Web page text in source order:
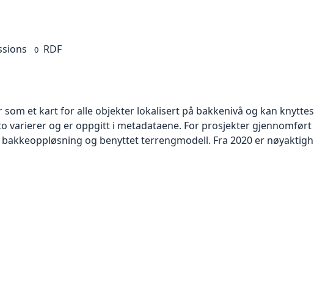
0 RDF
et kart for alle objekter lokalisert på bakkenivå og kan
varierer og er oppgitt i metadataene. For prosjekter gjennomført
og benyttet terrengmodell. Fra 2020 er